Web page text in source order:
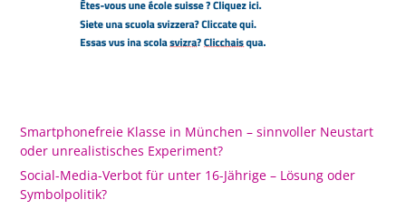
Smartphonefreie Klasse in München – sinnvoller Neustart
oder unrealistisches Experiment?
Social-Media-Verbot für unter 16-Jährige – Lösung oder
Symbolpolitik?